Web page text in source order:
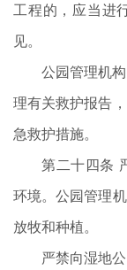
工程的，应当进
见。
公园管理机
理有关救护报告
急救护措施。
第二十四条
环境。公园管理
放牧和种植。
严禁向湿地